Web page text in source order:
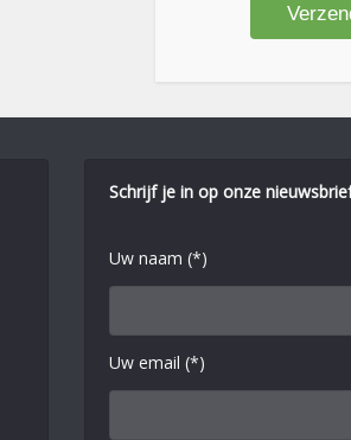
Schrijf je in op onze
Uw naam (*)
Uw email (*)